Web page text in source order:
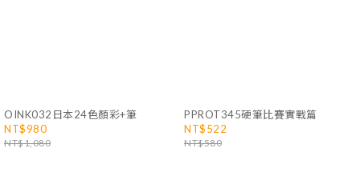
OINK032日本24色顏彩+筆
NT$980
NT$1,080
PPROT345硬筆比賽實戰篇
NT$522
NT$580